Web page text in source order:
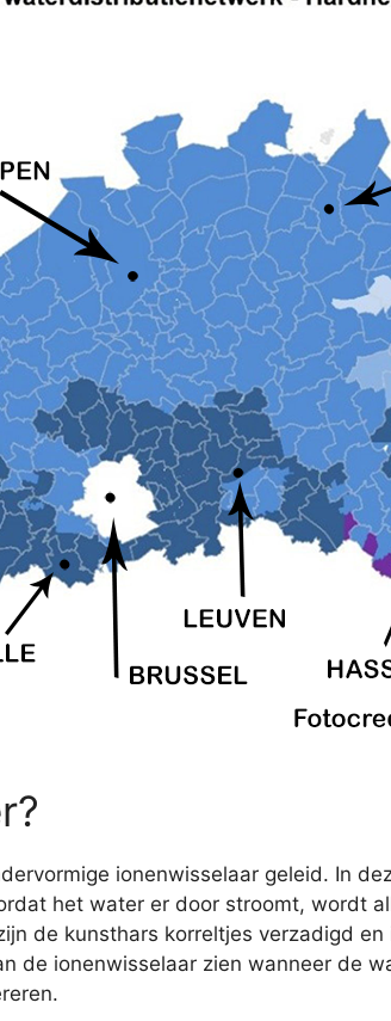
ionenwisselaar geleid. In
het water er door stroomt, wordt
de kunsthars korreltjes verzadigd
de ionenwisselaar zien wanneer de